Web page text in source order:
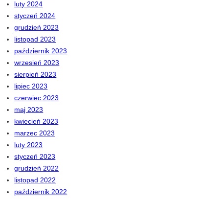
luty 2024
styczeń 2024
grudzień 2023
listopad 2023
październik 2023
wrzesień 2023
sierpień 2023
lipiec 2023
czerwiec 2023
maj 2023
kwiecień 2023
marzec 2023
luty 2023
styczeń 2023
grudzień 2022
listopad 2022
październik 2022